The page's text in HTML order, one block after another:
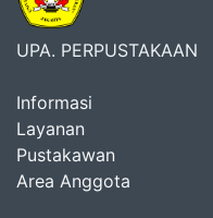
UPA. PERPUSTAKAAN
Informasi
Layanan
Pustakawan
Area Anggota